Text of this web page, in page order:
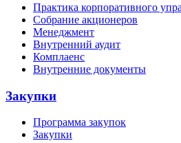
Практика корпоративного
Собрание акционеров
Менеджмент
Внутренний аудит
Комплаенс
Внутренние документы
Закупки
Программа закупок
Закупки